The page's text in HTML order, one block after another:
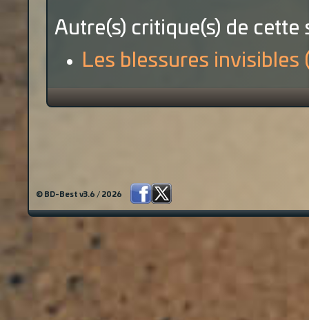
Autre(s) critique(s) de cette
Les blessures invisibles
© BD-Best v3.6 / 2026